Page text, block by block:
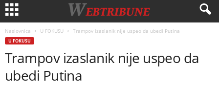
Naslovnica U FOKUSU Trampov izaslanik nije uspeo da ubedi Putina
U FOKUSU
Trampov izaslanik nije uspeo da
ubedi Putina